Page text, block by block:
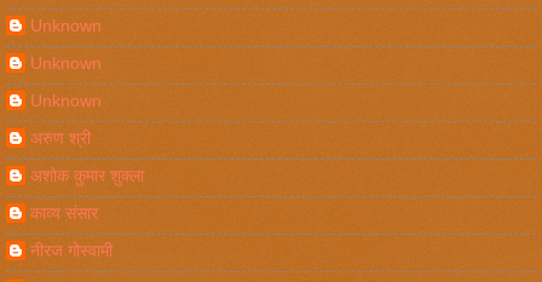
Unknown
Unknown
Unknown
अरुण श्री
अशोक कुमार शुक्ला
काव्य संसार
नीरज गोस्वामी